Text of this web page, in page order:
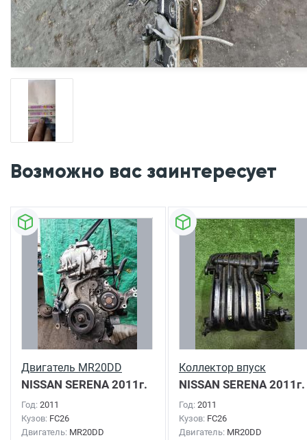
Возможно вас заинтересует
Двигатель MR20DD
NISSAN SERENA2011г.
Год: 2011
Кузов: FC26
Двигатель: MR20DD
Коллектор впуск
NISSAN SERENA2011г.
Год: 2011
Кузов: FC26
Двигатель: MR20DD